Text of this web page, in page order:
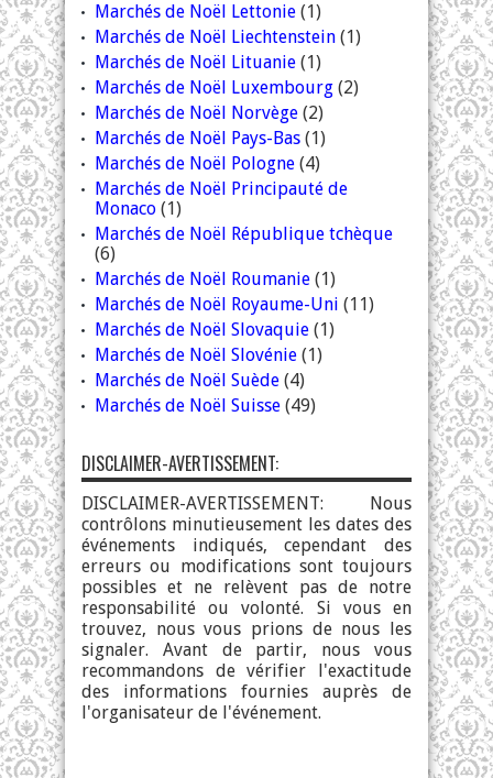
Marchés de Noël Lettonie (1)
Marchés de Noël Liechtenstein (1)
Marchés de Noël Lituanie (1)
Marchés de Noël Luxembourg (2)
Marchés de Noël Norvège (2)
Marchés de Noël Pays-Bas (1)
Marchés de Noël Pologne (4)
Marchés de Noël Principauté de
Monaco (1)
Marchés de Noël République tchèque
(6)
Marchés de Noël Roumanie (1)
Marchés de Noël Royaume-Uni (11)
Marchés de Noël Slovaquie (1)
Marchés de Noël Slovénie (1)
Marchés de Noël Suède (4)
Marchés de Noël Suisse (49)
DISCLAIMER-AVERTISSEMENT:
DISCLAIMER-AVERTISSEMENT: Nous
contrôlons minutieusement les dates des
événements indiqués, cependant des
erreurs ou modifications sont toujours
possibles et ne relèvent pas de notre
responsabilité ou volonté. Si vous en
trouvez, nous vous prions de nous les
signaler. Avant de partir, nous vous
recommandons de vérifier l'exactitude
des informations fournies auprès de
l'organisateur de l'événement.